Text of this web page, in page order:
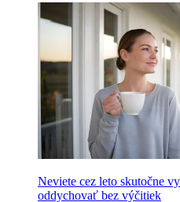
Neviete cez leto skutočne
oddychovať bez výčitiek